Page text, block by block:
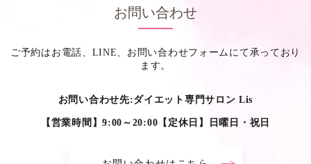
お問い合わせ
ご予約はお電話、LINE、お問い合わせフォームにて承っており
ます。
お問い合わせ先:ダイエット専門サロン Lis
【営業時間】9:00～20:00【定休日】日曜日・祝日